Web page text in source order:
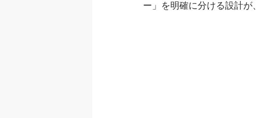
ー」を明確に分ける設計が